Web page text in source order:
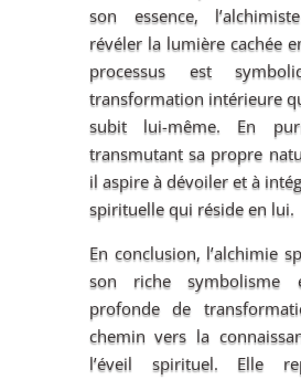
son essence,
révéler la lumière cachée
processus est
transformation intérieure
subit lui-même. En
transmutant sa propre
il aspire à dévoiler et à
spirituelle qui réside en lui.
En conclusion, l’alchimie
son riche symbolisme
profonde de
chemin vers la
l’éveil spirituel. Elle